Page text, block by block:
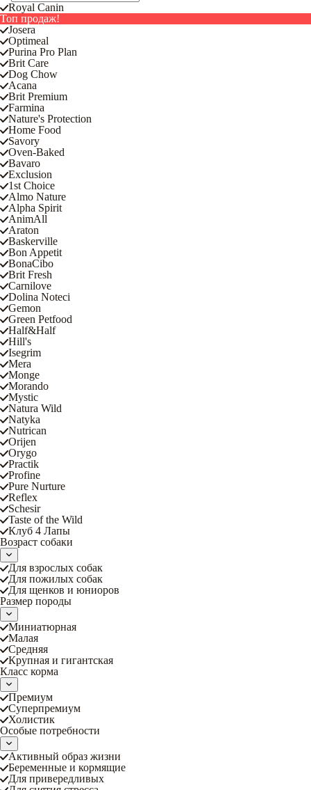
Royal Canin
Топ продаж!
Josera
Optimeal
Purina Pro Plan
Brit Care
Dog Chow
Acana
Brit Premium
Farmina
Nature's Protection
Home Food
Savory
Oven-Baked
Bavaro
Exclusion
1st Choice
Almo Nature
Alpha Spirit
AnimAll
Araton
Baskerville
Bon Appetit
BonaCibo
Brit Fresh
Carnilove
Dolina Noteci
Gemon
Green Petfood
Half&Half
Hill's
Isegrim
Mera
Monge
Morando
Mystic
Natura Wild
Natyka
Nutrican
Orijen
Orygo
Practik
Profine
Pure Nurture
Reflex
Schesir
Taste of the Wild
Клуб 4 Лапы
Возраст собаки
Для взрослых собак
Для пожилых собак
Для щенков и юниоров
Размер породы
Миниатюрная
Малая
Средняя
Крупная и гигантская
Класс корма
Премиум
Суперпремиум
Холистик
Особые потребности
Активный образ жизни
Беременные и кормящие
Для привередливых